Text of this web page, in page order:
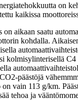
on
kaikissa
on aikaan saatu
kohdalla.
kolmisylinterisellä C4
päästöjä
vain 113 g/km.
tehoa ja